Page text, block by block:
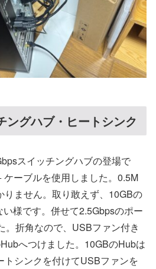
ングハブ・ヒートシンク
スイッチングハブの登場で
ーブルを使用しました。0.5M
りません。取り敢えず、10GBの
様です。併せて2.5Gbpsのポー
。折角なので、USBファン付き
へつけました。10GBのHubは
トシンクを付けてUSBファンを